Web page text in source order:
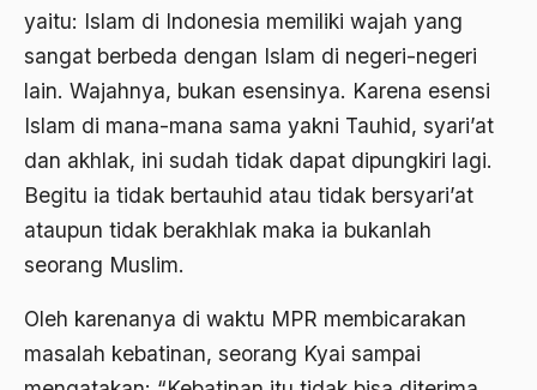
yaitu: Islam di Indonesia memiliki wajah yang
sangat berbeda dengan Islam di negeri-negeri
lain. Wajahnya, bukan esensinya. Karena esensi
Islam di mana-mana sama yakni Tauhid, syari’at
dan akhlak, ini sudah tidak dapat dipungkiri lagi.
Begitu ia tidak bertauhid atau tidak bersyari’at
ataupun tidak berakhlak maka ia bukanlah
seorang Muslim.
Oleh karenanya di waktu MPR membicarakan
masalah kebatinan, seorang Kyai sampai
Amien Rais
Amin Iskandar
Amir
Amir Syakib Arsalan
Amirn Rais
amrozi
Anatomi
Andi Mallarangeng